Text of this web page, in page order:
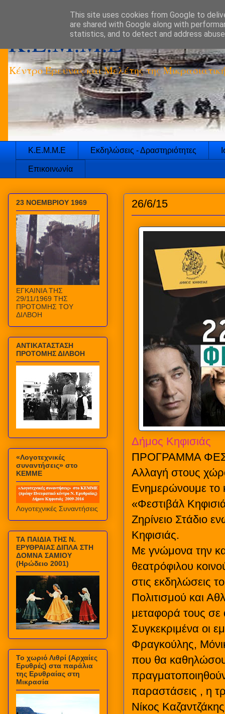
K.E.M.M.E
Κέντρο Έρευνας και Μελέτης της
Κ.Ε.Μ.Μ.Ε Εκδηλώσεις - Δραστηριότητες
Επικοινωνία
26/6/15
Δήμος Κηφισιάς
ΠΡΟΓΡΑΜΜΑ
Αλλαγή στους
Ενημερώνουμε το
«Φεστιβάλ
Ζηρίνειο Στάδιο
Κηφισιάς.
Με γνώμονα την
θεατρόφιλου
στις εκδηλώσεις
Πολιτισμού και
μεταφορά τους
Συγκεκριμένα οι
Φραγκούλης,
που θα
παραστάσεις , η
Νίκος
23 ΝΟΕΜΒΡΙΟΥ 1969
ΕΓΚΑΙΝΙΑ ΤΗΣ
29/11/1969 ΤΗΣ
ΠΡΟΤΟΜΗΣ ΤΟΥ
ΔΙΛΒΟΗ
ΑΝΤΙΚΑΤΑΣΤΑΣΗ
ΠΡΟΤΟΜΗΣ ΔΙΛΒΟΗ
«Λογοτεχνικές
συναντήσεις» στο
ΚΕΜΜΕ
Λογοτεχνικές Συναντήσεις
ΤΑ ΠΑΙΔΙΑ ΤΗΣ Ν.
ΕΡΥΘΡΑΙΑΣ ΔΙΠΛΑ ΣΤΗ
ΔΟΜΝΑ ΣΑΜΙΟΥ
(Ηρώδειο 2001)
Το χωριό Λιθρί (Αρχαίες
Ερυθρές) στα παράλια
της Ερυθραίας στη
Μικρασία
This site uses cookies from Google to
are shared with Google along with
statistics, and to detect and address